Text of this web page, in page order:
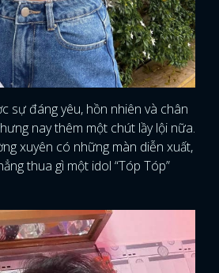
sự đáng yêu, hồn nhiên và chân
nay thêm một chút lầy lội nữa.
xuyên có những màn diễn xuất,
thua gì một idol “Tóp Tóp”